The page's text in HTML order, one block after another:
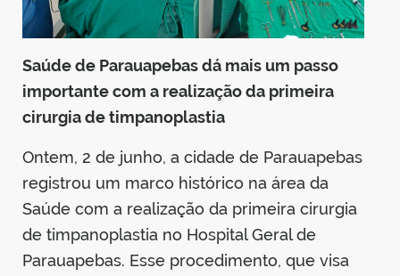
Saúde de Parauapebas dá mais um passo
importante com a realização da primeira
cirurgia de timpanoplastia
Ontem, 2 de junho, a cidade de Parauapebas
registrou um marco histórico na área da
Saúde com a realização da primeira cirurgia
de timpanoplastia no Hospital Geral de
Parauapebas. Esse procedimento, que visa